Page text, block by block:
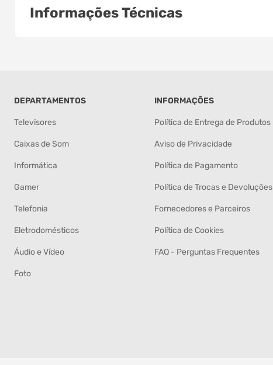
Informações Técnicas
DEPARTAMENTOS
Televisores
Caixas de Som
Informática
Gamer
Telefonia
Eletrodomésticos
Áudio e Vídeo
Foto
INFORMAÇÕES
Política de Entrega de Produtos
Aviso de Privacidade
Política de Pagamento
Política de Trocas e Devoluções
Fornecedores e Parceiros
Política de Cookies
FAQ - Perguntas Frequentes